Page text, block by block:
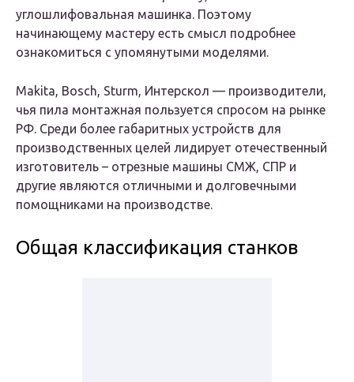
углошлифовальная машинка. Поэтому
начинающему мастеру есть смысл подробнее
ознакомиться с упомянутыми моделями.
Makita, Bosch, Sturm, Интерскол — производители,
чья пила монтажная пользуется спросом на рынке
РФ. Среди более габаритных устройств для
производственных целей лидирует отечественный
изготовитель – отрезные машины СМЖ, СПР и
другие являются отличными и долговечными
помощниками на производстве.
Общая классификация станков